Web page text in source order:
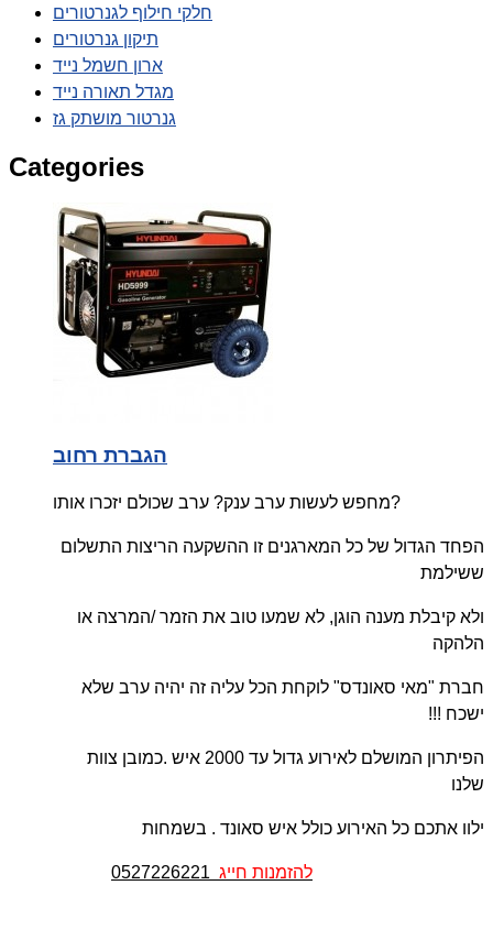
חלקי חילוף לגנרטורים
תיקון גנרטורים
ארון חשמל נייד
מגדל תאורה נייד
גנרטור מושתק גז
Categories
הגברת רחוב
מחפש לעשות ערב ענק? ערב שכולם יזכרו אותו?
הפחד הגדול של כל המארגנים זו ההשקעה הריצות התשלום
ששילמת
ולא קיבלת מענה הוגן, לא שמעו טוב את הזמר /המרצה או
הלהקה
חברת "מאי סאונדס" לוקחת הכל עליה זה יהיה ערב שלא
ישכח !!!
הפיתרון המושלם לאירוע גדול עד 2000 איש .כמובן צוות
שלנו
ילוו אתכם כל האירוע כולל איש סאונד . בשמחות
להזמנות חייג